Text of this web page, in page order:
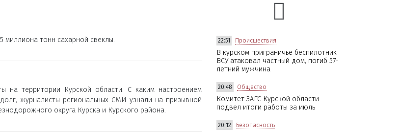
миллиона тонн сахарной свеклы.
на территории Курской области. С каким настроением
журналисты региональных СМИ узнали на призывной
округа Курска и Курского района.
22:51 Происшествия
В курском приграничье беспилотник
ВСУ атаковал частный дом, погиб 57-
летний мужчина
20:48 Общество
Комитет ЗАГС Курской области
подвел итоги работы за июль
20:12 Безопасность